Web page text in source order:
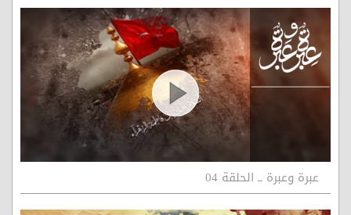
عبرة وعبرة ــ الحلقة 04